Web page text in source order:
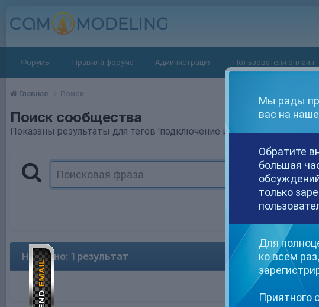
Форумы Правила форума Администрация Пользователи онлайн
Главная Поиск
Поиск сообщества
Показаны результаты для тегов 'подключение игрушки иксмоделс'.
Найдено: 1 результат
Мы рады
вас на
Обратите
большая
только
Для
ко всем
Приятного